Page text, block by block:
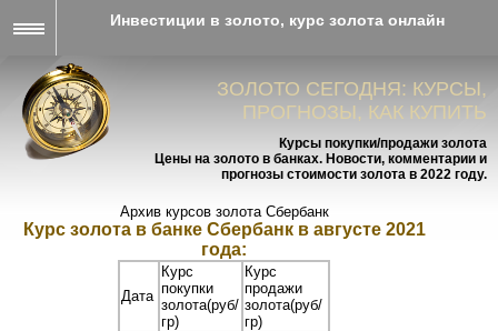
Инвестиции в золото, курс золота онлайн
ЗОЛОТО СЕГОДНЯ: КУРСЫ,
ПРОГНОЗЫ, КАК КУПИТЬ
Курсы покупки/продажи золота
Цены на золото в банках. Новости, комментарии и
прогнозы стоимости золота в 2022 году.
Архив курсов золота Сбербанк
Курс золота в банке Сбербанк в августе 2021
года:
Дата
Курс
покупки
золота(руб/
гр)
Курс
продажи
золота(руб/
гр)